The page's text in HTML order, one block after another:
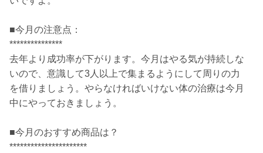
■今月の注意点：
***************
去年より成功率が下がります。今月はやる気が持続しな
いので、意識して3人以上で集まるようにして周りの力
を借りましょう。やらなければいけない体の治療は今月
中にやっておきましょう。
■今月のおすすめ商品は？
**********************